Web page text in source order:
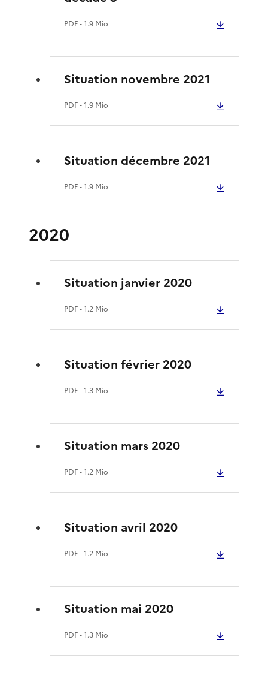
PDF- 1.9 Mio
Situation novembre 2021
PDF- 1.9 Mio
Situation décembre 2021
PDF- 1.9 Mio
2020
Situation janvier 2020
PDF- 1.2 Mio
Situation février 2020
PDF- 1.3 Mio
Situation mars 2020
PDF- 1.2 Mio
Situation avril 2020
PDF- 1.2 Mio
Situation mai 2020
PDF- 1.3 Mio